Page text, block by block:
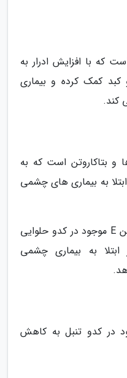
که با افزایش ادرار به
کمک کرده و بیماری
کند.
و بتاکاروتن است که به
به بیماری های چشمی
مقادیر بالای ویتامین C و ویتامین E موجود در کدو حلوایی
ابتلا به بیماری چشمی
در کدو تنبل به کاهش